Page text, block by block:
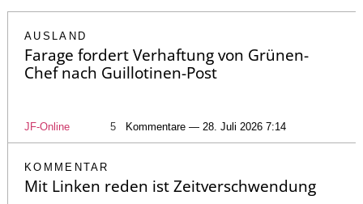
AUSLAND
Farage fordert Verhaftung von Grünen-
Chef nach Guillotinen-Post
JF-Online 5 Kommentare — 28. Juli 2026 7:14
KOMMENTAR
Mit Linken reden ist Zeitverschwendung